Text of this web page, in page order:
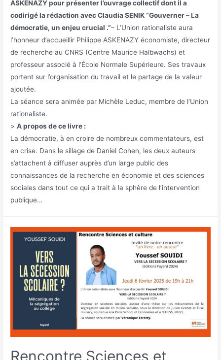
ASKENAZY pour présenter l’ouvrage collectif dont il a
codirigé la rédaction avec Claudia SENIK “Gouverner – La
démocratie, un enjeu crucial .”– L’Union rationaliste aura
l’honneur d’accueillir Philippe ASKENAZY économiste, directeur
de recherche au CNRS (Centre Maurice Halbwachs) et
professeur associé à l’École Normale Supérieure. Ses travaux
portent sur l’organisation du travail et le partage de la valeur
ajoutée.
La séance sera animée par Michèle Leduc, membre de l’Union
rationaliste.
>A propos de ce livre :
La démocratie, à en croire de nombreux commentateurs, est
en crise. Dans le sillage de Daniel Cohen, les deux auteurs
s’attachent à diffuser auprès d’un large public des
connaissances de la recherche en économie et des sciences
sociales dans tout ce qui a trait à la sphère de l’intervention
publique…
Rencontre Sciences et